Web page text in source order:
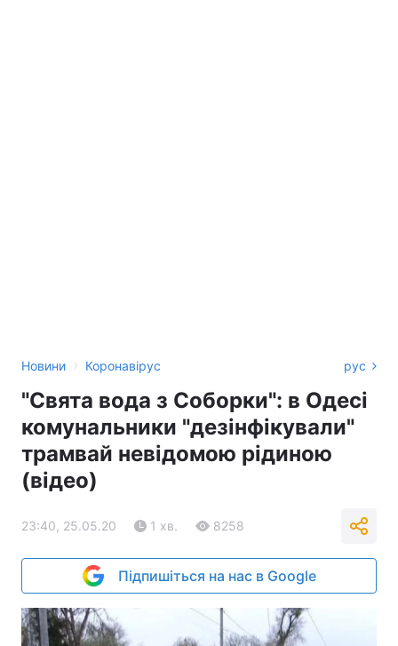
Новини › Коронавірус рус
"Свята вода з Соборки": в Одесі
комунальники "дезінфікували"
трамвай невідомою рідиною
(відео)
23:40, 25.05.20 1 хв. 8258
Підпишіться на нас в Google